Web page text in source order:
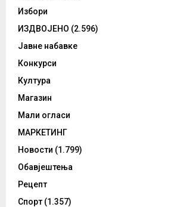
Избори
ИЗДВОЈЕНО (2.596)
Јавне набавке
Конкурси
Култура
Магазин
Мали огласи
МАРКЕТИНГ
Новости (1.799)
Обавјештења
Рецепт
Спорт (1.357)